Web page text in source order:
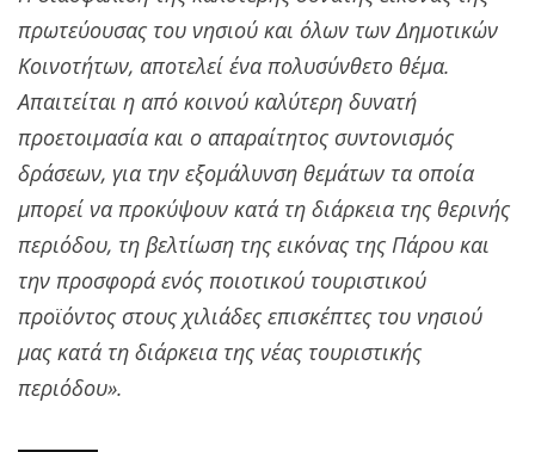
πρωτεύουσας του νησιού και όλων των Δημοτικών
Κοινοτήτων, αποτελεί ένα πολυσύνθετο θέμα.
Απαιτείται η από κοινού καλύτερη δυνατή
προετοιμασία και ο απαραίτητος συντονισμός
δράσεων, για την εξομάλυνση θεμάτων τα οποία
μπορεί να προκύψουν κατά τη διάρκεια της θερινής
περιόδου, τη βελτίωση της εικόνας της Πάρου και
την προσφορά ενός ποιοτικού τουριστικού
προϊόντος στους χιλιάδες επισκέπτες του νησιού
μας κατά τη διάρκεια της νέας τουριστικής
περιόδου».